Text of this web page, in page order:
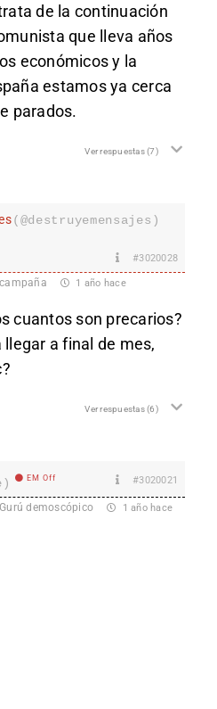
de la continuación
que lleva años
económicos y la
estamos ya cerca
parados.
Ver respuestas(7)
(@destruyemensajes)
#3020028
1 año hace
cuantos son precarios?
a final de mes,
Ver respuestas(6)
EM Off #3020021
Gurú demoscópico 1 año hace